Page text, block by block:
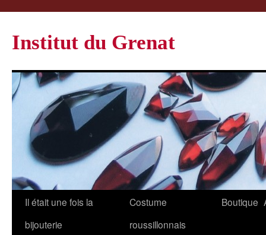
Institut du Grenat
Il était une fois la
bijouterie
Costume
roussillonnais
Boutique